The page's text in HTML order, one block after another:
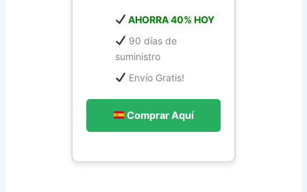
AHORRA 40% HOY
90 días de
suministro
Envío Gratis!
Comprar Aquí